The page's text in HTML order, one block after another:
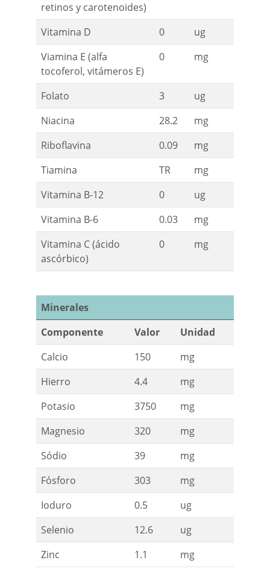
retinos y carotenoides)
Vitamina D 0
ug
Viamina E (alfa
tocoferol, vitámeros E)
0 mg
Folato 3
ug
Niacina
28.2
mg
Riboflavina
0.09
mg
Tiamina
TR
mg
Vitamina B-12
0
ug
Vitamina B-6
0.03
mg
Vitamina C (ácido
ascórbico)
0 mg
Minerales
Componente
Valor
Unidad
Calcio
150
mg
Hierro
4.4
mg
Potasio
3750
mg
Magnesio
320
mg
Sódio
39
mg
Fósforo
303
mg
Ioduro
0.5
ug
Selenio
12.6
ug
Zinc
1.1 mg